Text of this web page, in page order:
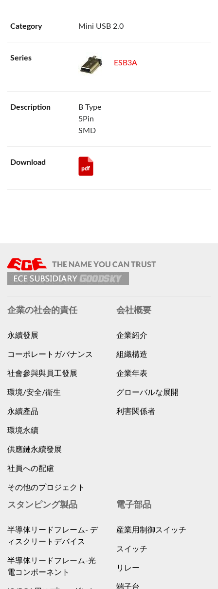
Mini USB 2.0
ESB3A
B Type
5Pin
SMD
企業の社会的責任
永續發展
コーポレートガバナンス
社會參與與員工發展
環境/安全/衛生
永續產品
環境永續
供應鏈永續發展
社員への配慮
その他のプロジェクト
会社概要
企業紹介
組織構造
企業年表
グローバルな展開
利害関係者
スタンピング製品
半導体リードフレーム- デ
ィスクリートデバイス
半導体リードフレーム-光
電コンポーネント
電子部品
産業用制御スイッチ
スイッチ
リレー
端子台